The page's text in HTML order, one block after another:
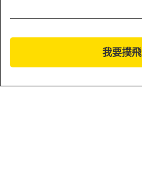
我要撲飛